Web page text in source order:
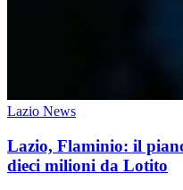
Lazio News
Lazio, Flaminio: il
dieci milioni da Lotito